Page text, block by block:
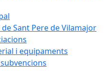
Sant Pere de Vilamajor
i equipaments